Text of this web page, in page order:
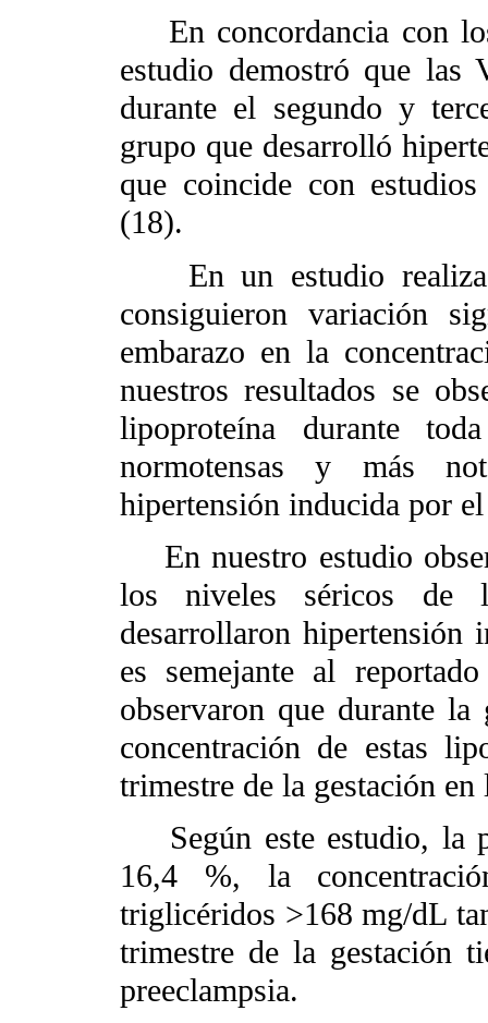
En concordancia con
estudio demostró que las
durante el segundo y
grupo que desarrolló
que coincide con
(18).
En un estudio
consiguieron variación
embarazo en la
nuestros resultados se
lipoproteína durante
normotensas y más
hipertensión inducida por
En nuestro estudio
los niveles séricos de
desarrollaron hipertensión
es semejante al
observaron que durante
concentración de estas
trimestre de la gestación
Según este estudio, la
16,4 %, la
triglicéridos >168 mg/dL
trimestre de la gestación
preeclampsia.